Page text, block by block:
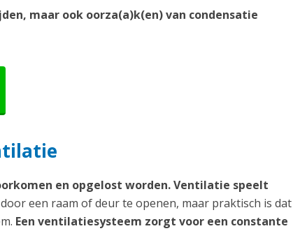
maar ook oorza(a)k(en) van condensatie
en opgelost worden. Ventilatie speelt
een raam of deur te openen, maar praktisch is dat
Een ventilatiesysteem zorgt voor een constante